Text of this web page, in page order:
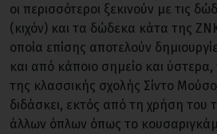
οι περισσότεροι ξεκινούν με τις
(κιχόν) και τα δώδεκα κάτα της
οποία επίσης αποτελούν
και από κάποιο σημείο και
της κλασσικής σχολής Σίντο
διδάσκει, εκτός από τη χρήση του
άλλων όπλων όπως το